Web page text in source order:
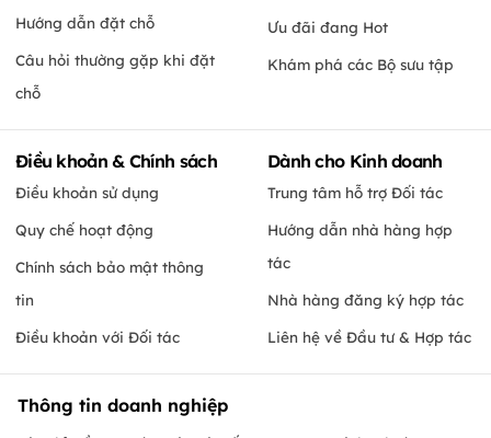
Hướng dẫn đặt chỗ
Câu hỏi thường gặp khi đặt
chỗ
Ưu đãi đang Hot
Khám phá các Bộ sưu tập
Điều khoản & Chính sách
Điều khoản sử dụng
Quy chế hoạt động
Chính sách bảo mật thông
tin
Điều khoản với Đối tác
Dành cho Kinh doanh
Trung tâm hỗ trợ Đối tác
Hướng dẫn nhà hàng hợp
tác
Nhà hàng đăng ký hợp tác
Liên hệ về Đầu tư & Hợp tác
Thông tin doanh nghiệp